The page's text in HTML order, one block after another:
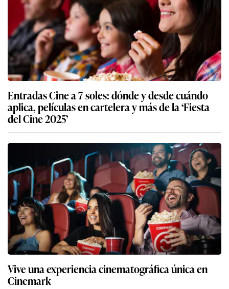
Entradas Cine a 7 soles: dónde y desde cuándo
aplica, películas en cartelera y más de la ‘Fiesta
del Cine 2025’
Vive una experiencia cinematográfica única en
Cinemark